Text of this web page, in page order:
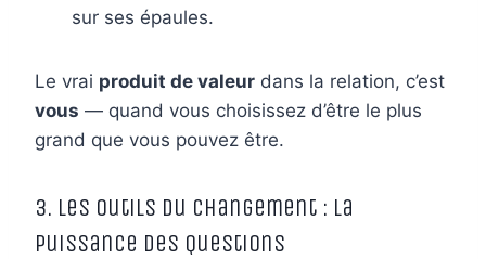
sur ses épaules.
Le vrai produit de valeur dans la relation, c’est
vous — quand vous choisissez d’être le plus
grand que vous pouvez être.
3. Les Outils du Changement : La
Puissance des Questions